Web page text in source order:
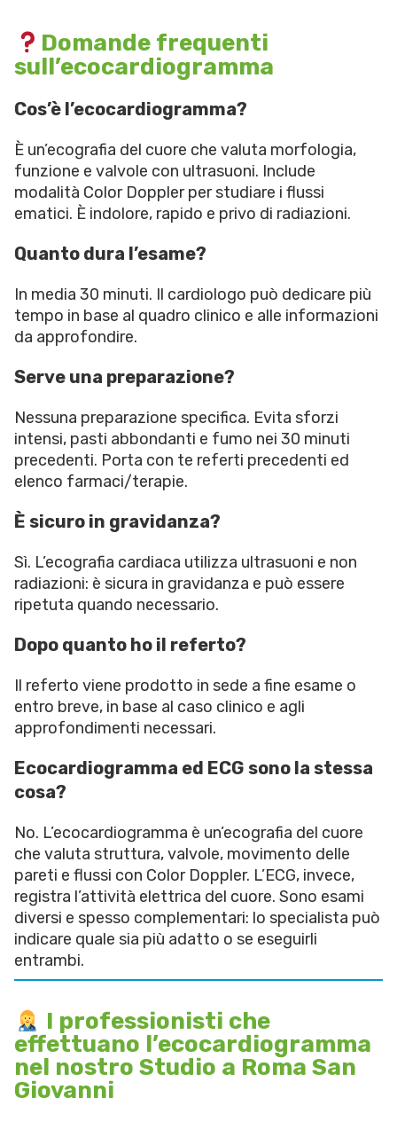
Domande frequenti
sull’ecocardiogramma
Cos’è l’ecocardiogramma?
È un’ecografia del cuore che valuta morfologia,
funzione e valvole con ultrasuoni. Include
modalità Color Doppler per studiare i flussi
ematici. È indolore, rapido e privo di radiazioni.
Quanto dura l’esame?
In media 30 minuti. Il cardiologo può dedicare più
tempo in base al quadro clinico e alle informazioni
da approfondire.
Serve una preparazione?
Nessuna preparazione specifica. Evita sforzi
intensi, pasti abbondanti e fumo nei 30 minuti
precedenti. Porta con te referti precedenti ed
elenco farmaci/terapie.
È sicuro in gravidanza?
Sì. L’ecografia cardiaca utilizza ultrasuoni e non
radiazioni: è sicura in gravidanza e può essere
ripetuta quando necessario.
Dopo quanto ho il referto?
Il referto viene prodotto in sede a fine esame o
entro breve, in base al caso clinico e agli
approfondimenti necessari.
Ecocardiogramma ed ECG sono la stessa
cosa?
No. L’ecocardiogramma è un’ecografia del cuore
che valuta struttura, valvole, movimento delle
pareti e flussi con Color Doppler. L’ECG, invece,
registra l’attività elettrica del cuore. Sono esami
diversi e spesso complementari: lo specialista può
indicare quale sia più adatto o se eseguirli
entrambi.
I professionisti che
effettuano l’ecocardiogramma
nel nostro Studio a Roma San
Giovanni